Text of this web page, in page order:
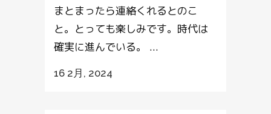
まとまったら連絡くれるとのこ
と。とっても楽しみです。時代は
確実に進んでいる。 ...
16 2月, 2024